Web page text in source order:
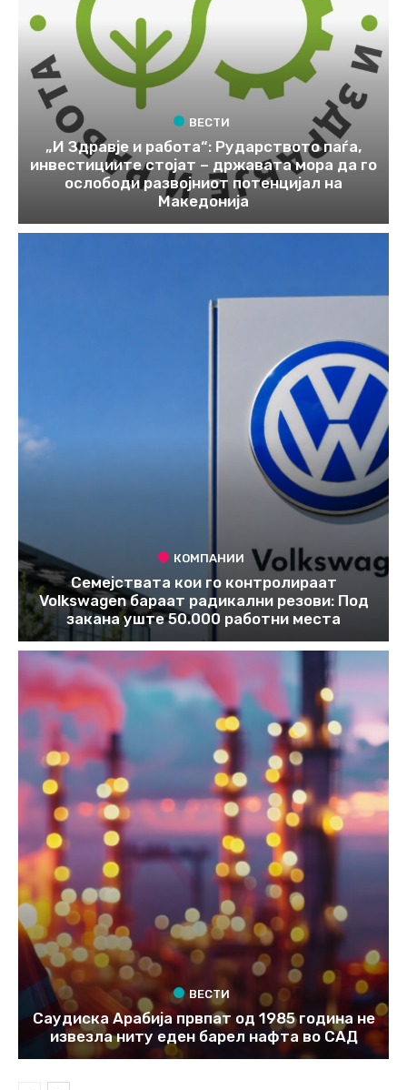
ВЕСТИ
„И Здравје и работа“: Рударството паѓа,
инвестициите стојат – државата мора да го
ослободи развојниот потенцијал на
Македонија
КОМПАНИИ
Семејствата кои го контролираат
Volkswagen бараат радикални резови: Под
закана уште 50.000 работни места
ВЕСТИ
Саудиска Арабија првпат од 1985 година не
извезла ниту еден барел нафта во САД